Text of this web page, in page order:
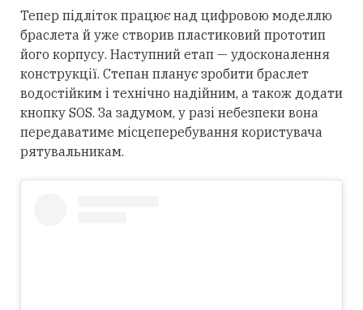
Тепер підліток працює над цифровою моделлю
браслета й уже створив пластиковий прототип
його корпусу. Наступний етап — удосконалення
конструкції. Степан планує зробити браслет
водостійким і технічно надійним, а також додати
кнопку SOS. За задумом, у разі небезпеки вона
передаватиме місцеперебування користувача
рятувальникам.